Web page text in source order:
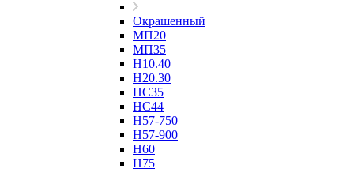
Окрашенный
МП20
МП35
Н10.40
Н20.30
НС35
НС44
Н57-750
Н57-900
Н60
Н75